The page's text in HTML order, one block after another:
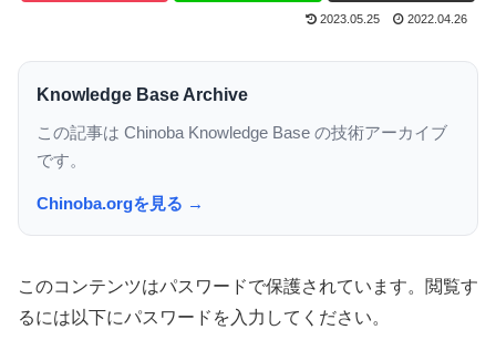
2023.05.25 2022.04.26
Knowledge Base Archive
この記事は Chinoba Knowledge Base の技術アーカイブ
です。
Chinoba.orgを見る →
このコンテンツはパスワードで保護されています。閲覧す
るには以下にパスワードを入力してください。